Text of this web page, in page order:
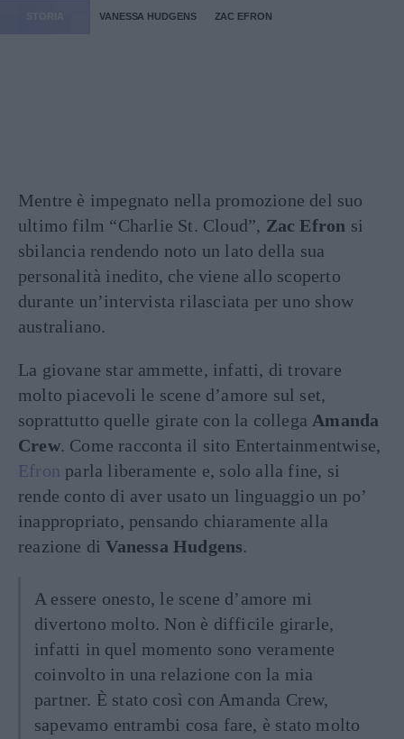
VANESSA HUDGENS ZAC EFRON
Mentre è impegnato nella promozione del suo
ultimo film “Charlie St. Cloud”, Zac Efron si
sbilancia rendendo noto un lato della sua
personalità inedito, che viene allo scoperto
durante un’intervista rilasciata per uno show
australiano.
La giovane star ammette, infatti, di trovare
molto piacevoli le scene d’amore sul set,
soprattutto quelle girate con la collega Amanda
Crew. Come racconta il sito Entertainmentwise,
Efron parla liberamente e, solo alla fine, si
rende conto di aver usato un linguaggio un po’
inappropriato, pensando chiaramente alla
reazione diVanessa Hudgens.
A essere onesto, le scene d’amore mi
divertono molto. Non è difficile girarle,
infatti in quel momento sono veramente
coinvolto in una relazione con la mia
partner. È stato così con Amanda Crew,
sapevamo entrambi cosa fare, è stato molto